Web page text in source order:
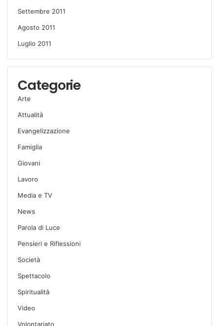
Settembre 2011
Agosto 2011
Luglio 2011
Categorie
Arte
Attualità
Evangelizzazione
Famiglia
Giovani
Lavoro
Media e TV
News
Parola di Luce
Pensieri e Riflessioni
Società
Spettacolo
Spiritualità
Video
Volontariato